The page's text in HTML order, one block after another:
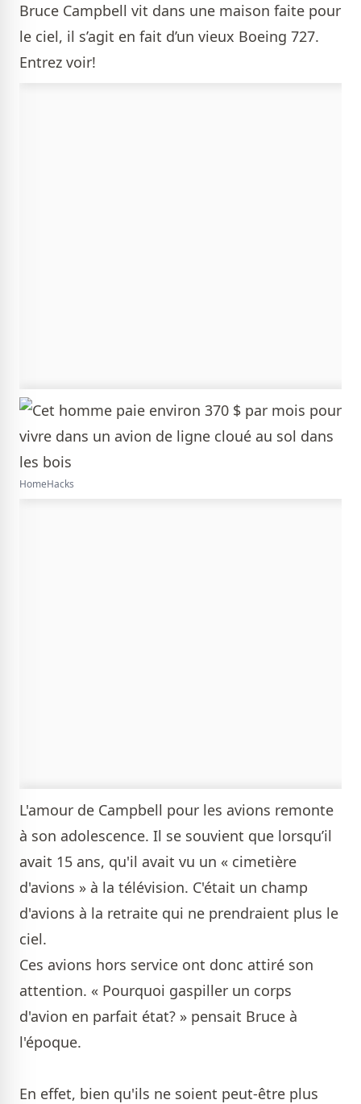
Bruce Campbell vit dans une maison faite pour
le ciel, il s’agit en fait d’un vieux Boeing 727.
Entrez voir!
HomeHacks
L'amour de Campbell pour les avions remonte
à son adolescence. Il se souvient que lorsqu’il
avait 15 ans, qu'il avait vu un « cimetière
d'avions » à la télévision. C'était un champ
d'avions à la retraite qui ne prendraient plus le
ciel.
Ces avions hors service ont donc attiré son
attention. « Pourquoi gaspiller un corps
d'avion en parfait état? » pensait Bruce à
l'époque.
En effet, bien qu'ils ne soient peut-être plus